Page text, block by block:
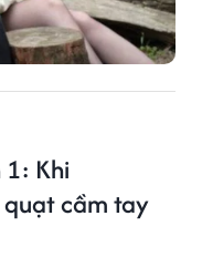
1: Khi
quạt cầm tay